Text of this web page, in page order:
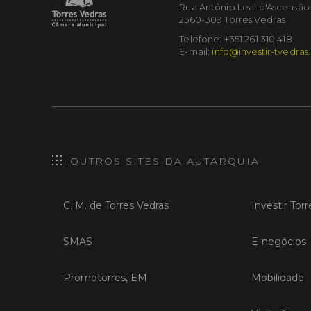
Rua António Leal d'Ascensão
2560-309 Torres Vedras
Telefone: +351 261 310 418
E-mail: info@investir-
OUTROS SITES DA AUTARQUIA
C. M. de Torres Vedras
SMAS
Promotorres, EM
Investir
E-negócios
Mobilidade